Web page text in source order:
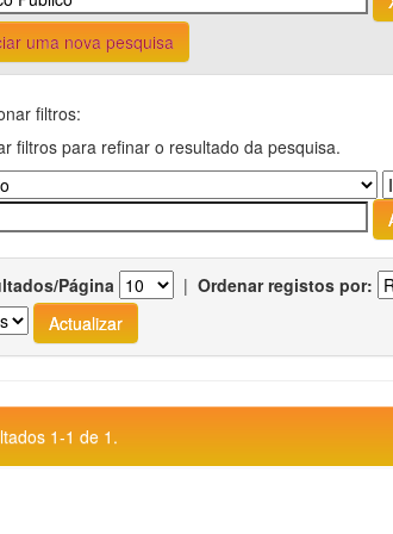
uma nova pesquisa
filtros:
filtros para refinar o resultado da pesquisa.
Página | Ordenar registos por:
1-1 de 1.